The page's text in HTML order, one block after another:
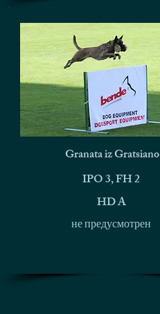
Granata iz Gratsiano
IPO 3, FH 2
HD A
не предусмотрен